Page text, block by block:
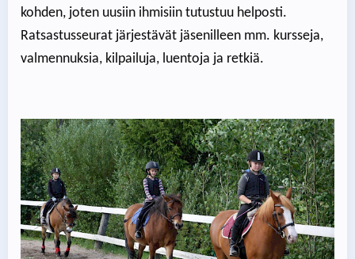
kohden, joten uusiin ihmisiin tutustuu helposti.
Ratsastusseurat järjestävät jäsenilleen mm. kursseja,
valmennuksia, kilpailuja, luentoja ja retkiä.